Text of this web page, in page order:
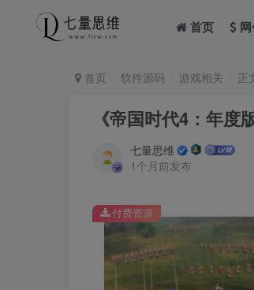
首页
首页 软件源码 游戏相关 正
《帝国时代4：年度
七量思维
1个月前发布
付费资源